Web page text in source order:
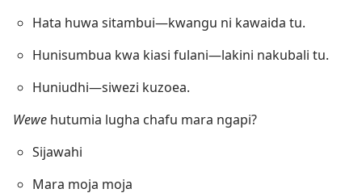
Hata huwa sitambui​—kwangu ni kawaida tu.
Hunisumbua kwa kiasi fulani​—lakini nakubali tu.
Huniudhi​—siwezi kuzoea.
Wewe hutumia lugha chafu mara ngapi?
Sijawahi
Mara moja moja